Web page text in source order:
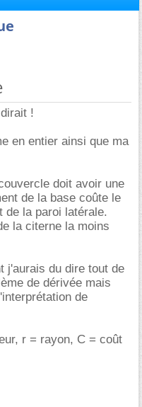
!
en entier ainsi que ma
doit avoir une
de la base coûte le
de la paroi latérale.
la citerne la moins
j'aurais du dire tout de
de dérivée mais
de
r = rayon, C = coût